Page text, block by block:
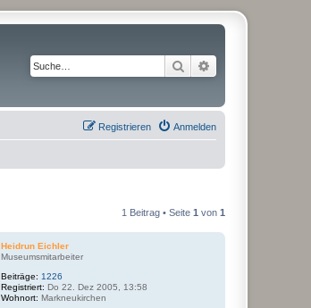
Suche
Anmelden
Registrieren
1 Beitrag • Seite 1 von 1
Heidrun Eichler
Museumsmitarbeiter
Beiträge: 1226
Registriert: Do 22. Dez 2005, 13:58
Wohnort: Markneukirchen